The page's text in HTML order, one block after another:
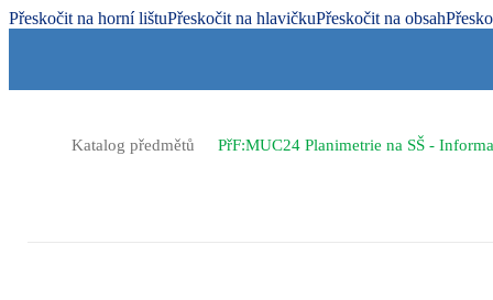
Přeskočit na horní lištuPřeskočit na hlavičkuPřeskočit na obsah
>Katalog předmětů >PřF:MUC24 Planimetrie na SŠ -